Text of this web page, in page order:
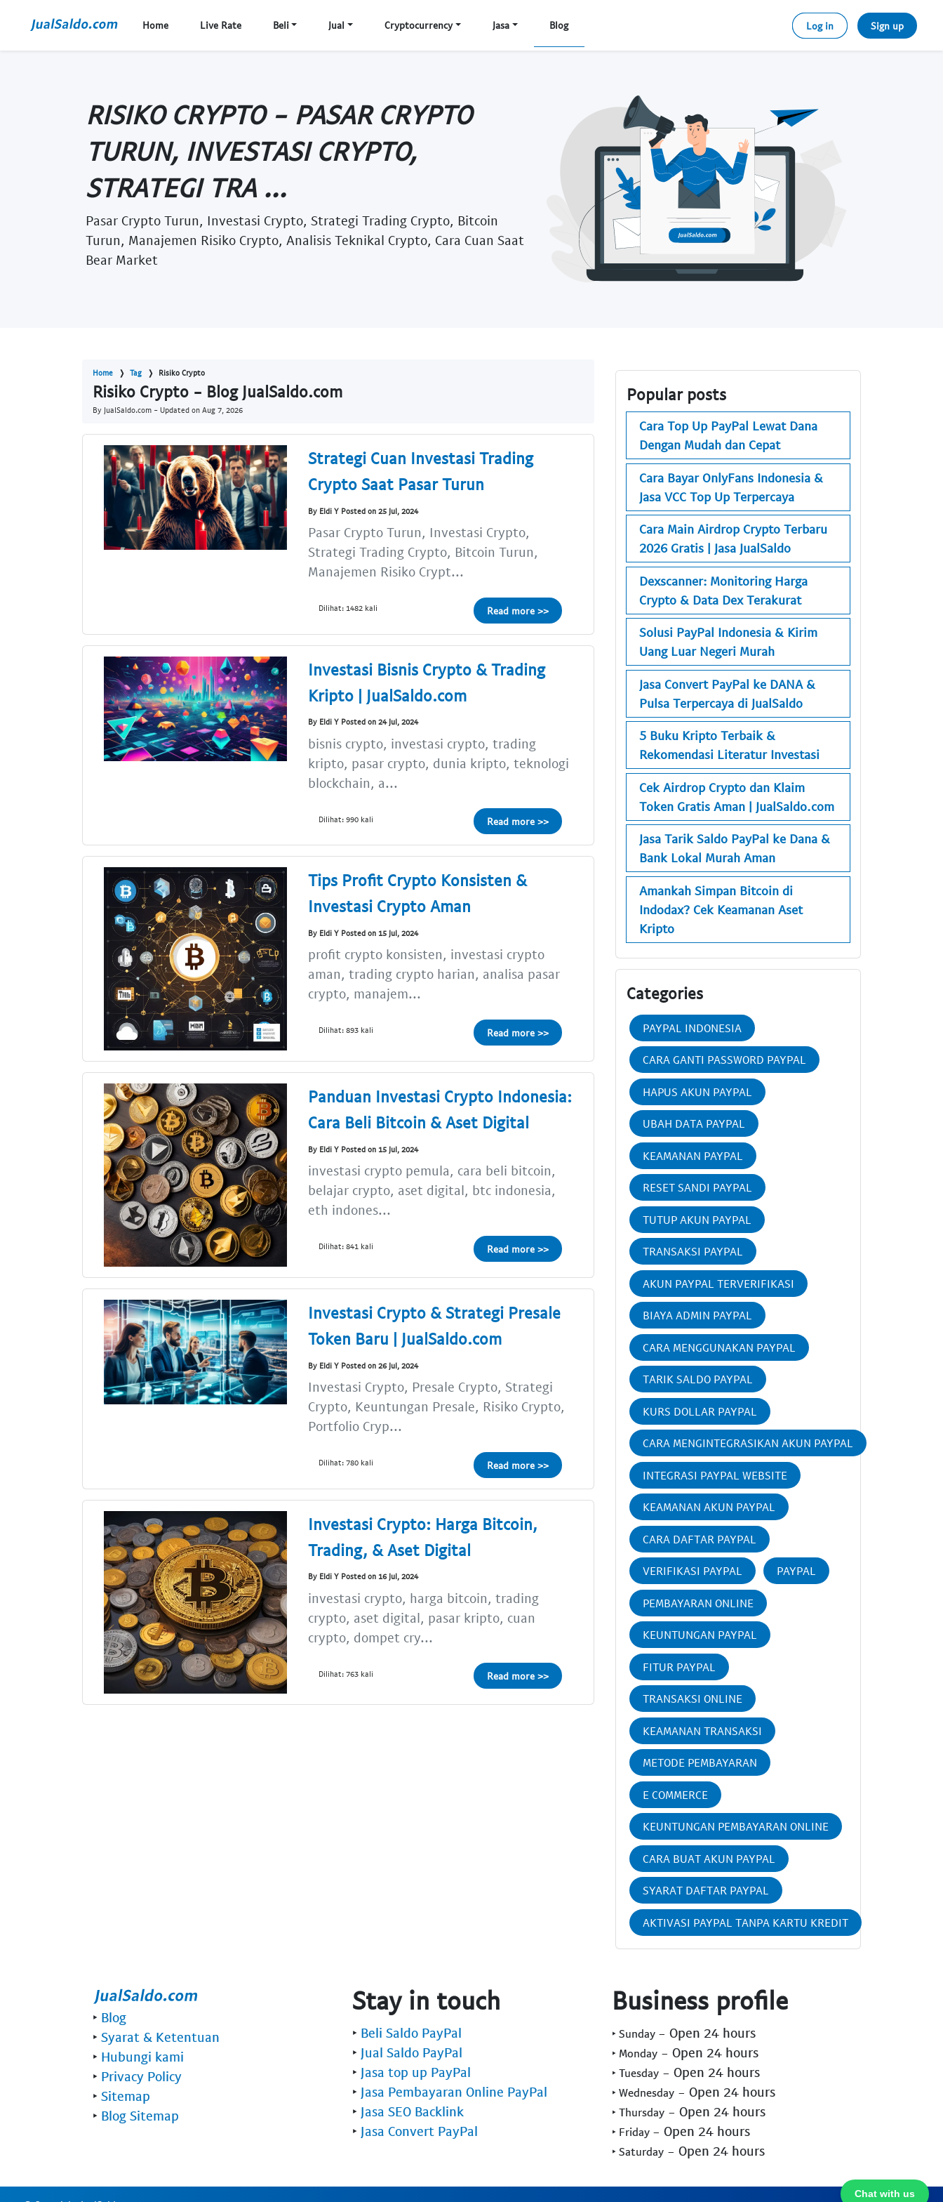
Home Live Rate Beli Jual Cryptocurrency Jasa Blog Log in Sign up
RISIKO CRYPTO - PASAR CRYPTO
TURUN, INVESTASI CRYPTO,
STRATEGI TRA ...
Pasar Crypto Turun, Investasi Crypto, Strategi Trading Crypto, Bitcoin
Turun, Manajemen Risiko Crypto, Analisis Teknikal Crypto, Cara Cuan Saat
Bear Market
Home Tag Risiko Crypto
Risiko Crypto - Blog JualSaldo.com
By JualSaldo.com - Updated on Aug 7, 2026
Strategi Cuan Investasi Trading
Crypto Saat Pasar Turun
By Eldi Y Posted on 25 Jul, 2024
Pasar Crypto Turun, Investasi Crypto,
Strategi Trading Crypto, Bitcoin Turun,
Manajemen Risiko Crypt...
Dilihat: 1482 kali Read more >>
Investasi Bisnis Crypto & Trading
Kripto | JualSaldo.com
By Eldi Y Posted on 24 Jul, 2024
bisnis crypto, investasi crypto, trading
kripto, pasar crypto, dunia kripto, teknologi
blockchain, a...
Dilihat: 990 kali Read more >>
Tips Profit Crypto Konsisten &
Investasi Crypto Aman
By Eldi Y Posted on 15 Jul, 2024
profit crypto konsisten, investasi crypto
aman, trading crypto harian, analisa pasar
crypto, manajem...
Dilihat: 893 kali Read more >>
Panduan Investasi Crypto Indonesia:
Cara Beli Bitcoin & Aset Digital
By Eldi Y Posted on 15 Jul, 2024
investasi crypto pemula, cara beli bitcoin,
belajar crypto, aset digital, btc indonesia,
eth indones...
Dilihat: 841 kali Read more >>
Investasi Crypto & Strategi Presale
Token Baru | JualSaldo.com
By Eldi Y Posted on 26 Jul, 2024
Investasi Crypto, Presale Crypto, Strategi
Crypto, Keuntungan Presale, Risiko Crypto,
Portfolio Cryp...
Dilihat: 780 kali Read more >>
Investasi Crypto: Harga Bitcoin,
Trading, & Aset Digital
By Eldi Y Posted on 16 Jul, 2024
investasi crypto, harga bitcoin, trading
crypto, aset digital, pasar kripto, cuan
crypto, dompet cry...
Dilihat: 763 kali Read more >>
Popular posts
Cara Top Up PayPal Lewat Dana
Dengan Mudah dan Cepat
Cara Bayar OnlyFans Indonesia &
Jasa VCC Top Up Terpercaya
Cara Main Airdrop Crypto Terbaru
2026 Gratis | Jasa JualSaldo
Dexscanner: Monitoring Harga
Crypto & Data Dex Terakurat
Solusi PayPal Indonesia & Kirim
Uang Luar Negeri Murah
Jasa Convert PayPal ke DANA &
Pulsa Terpercaya di JualSaldo
5 Buku Kripto Terbaik &
Rekomendasi Literatur Investasi
Cek Airdrop Crypto dan Klaim
Token Gratis Aman | JualSaldo.com
Jasa Tarik Saldo PayPal ke Dana &
Bank Lokal Murah Aman
Amankah Simpan Bitcoin di
Indodax? Cek Keamanan Aset
Kripto
Categories
PAYPAL INDONESIA
CARA GANTI PASSWORD PAYPAL
HAPUS AKUN PAYPAL
UBAH DATA PAYPAL
KEAMANAN PAYPAL
RESET SANDI PAYPAL
TUTUP AKUN PAYPAL
TRANSAKSI PAYPAL
AKUN PAYPAL TERVERIFIKASI
BIAYA ADMIN PAYPAL
CARA MENGGUNAKAN PAYPAL
TARIK SALDO PAYPAL
KURS DOLLAR PAYPAL
CARA MENGINTEGRASIKAN AKUN PAYPAL
INTEGRASI PAYPAL WEBSITE
KEAMANAN AKUN PAYPAL
CARA DAFTAR PAYPAL
VERIFIKASI PAYPAL PAYPAL
PEMBAYARAN ONLINE
KEUNTUNGAN PAYPAL
FITUR PAYPAL
TRANSAKSI ONLINE
KEAMANAN TRANSAKSI
METODE PEMBAYARAN
E COMMERCE
KEUNTUNGAN PEMBAYARAN ONLINE
CARA BUAT AKUN PAYPAL
SYARAT DAFTAR PAYPAL
AKTIVASI PAYPAL TANPA KARTU KREDIT
Chat with us
‣ Blog
‣ Syarat & Ketentuan
‣ Hubungi kami
‣ Privacy Policy
‣ Sitemap
‣ Blog Sitemap
Stay in touch
‣ Beli Saldo PayPal
‣ Jual Saldo PayPal
‣ Jasa top up PayPal
‣ Jasa Pembayaran Online PayPal
‣ Jasa SEO Backlink
‣ Jasa Convert PayPal
Business profile
‣ Sunday - Open 24 hours
‣ Monday - Open 24 hours
‣ Tuesday - Open 24 hours
‣ Wednesday - Open 24 hours
‣ Thursday - Open 24 hours
‣ Friday - Open 24 hours
‣ Saturday - Open 24 hours